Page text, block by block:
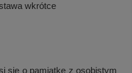
wkrótce
się o pamiątkę z osobistym